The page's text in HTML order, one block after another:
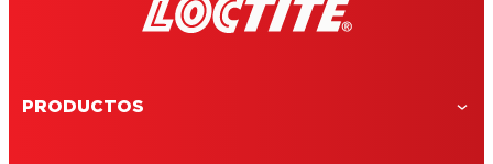
PRODUCTOS